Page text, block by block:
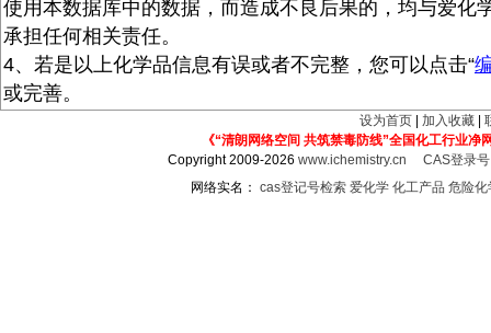
使用本数据库中的数据，而造成不良后果的，均与爱化
承担任何相关责任。
4、若是以上化学品信息有误或者不完整，您可以点击“
或完善。
设为首页 加入收藏
《“清朗网络空间 共筑禁毒防线”全国化工行业净
Copyright 2009-2026www.ichemistry.cn
CAS登录
网络实名： cas登记号检索 爱化学 化工产品 危险化